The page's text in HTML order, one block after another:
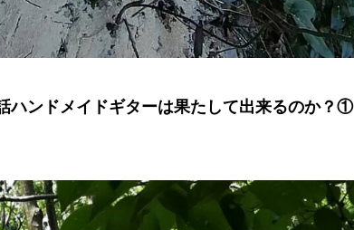
ハンドメイドギターは果たして出来るのか？①